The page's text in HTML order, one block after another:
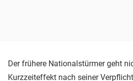
Der frühere Nationalstürmer geht
Kurzzeiteffekt nach seiner